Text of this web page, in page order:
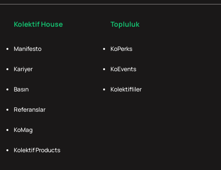
Kolektif House
Manifesto
Kariyer
Basın
Referanslar
KoMag
Kolektif Products
Topluluk
KoPerks
KoEvents
Kolektifliler